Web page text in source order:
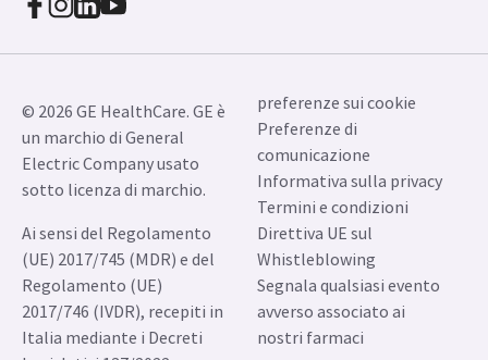
© 2026 GE HealthCare. GE è
un marchio di General
Electric Company usato
sotto licenza di marchio.
Ai sensi del Regolamento
(UE) 2017/745 (MDR) e del
Regolamento (UE)
2017/746 (IVDR), recepiti in
Italia mediante i Decreti
preferenze sui cookie
Preferenze di
comunicazione
Informativa sulla privacy
Termini e condizioni
Direttiva UE sul
Whistleblowing
Segnala qualsiasi evento
avverso associato ai
nostri farmaci